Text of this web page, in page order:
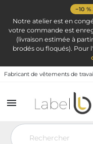
−10
Notre atelier est en
votre commande est
(livraison estimée à
brodés ou floqués). Pour
Fabricant de vêtements de

Vêtement de travail